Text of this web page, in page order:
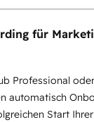
für
Professional
automatisch
Start